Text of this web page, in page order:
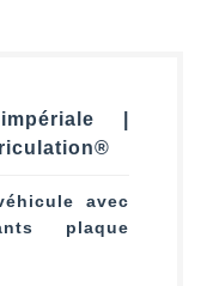
|
avec
plaque